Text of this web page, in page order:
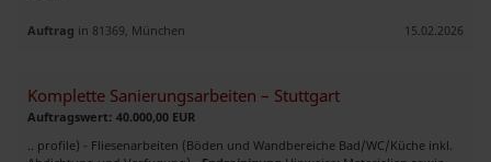
Auftrag in 81369, München 15.02.2026
Komplette Sanierungsarbeiten – Stuttgart
Auftragswert: 40.000,00 EUR
.. profile) - Fliesenarbeiten (Böden und Wandbereiche Bad/WC/Küche inkl.